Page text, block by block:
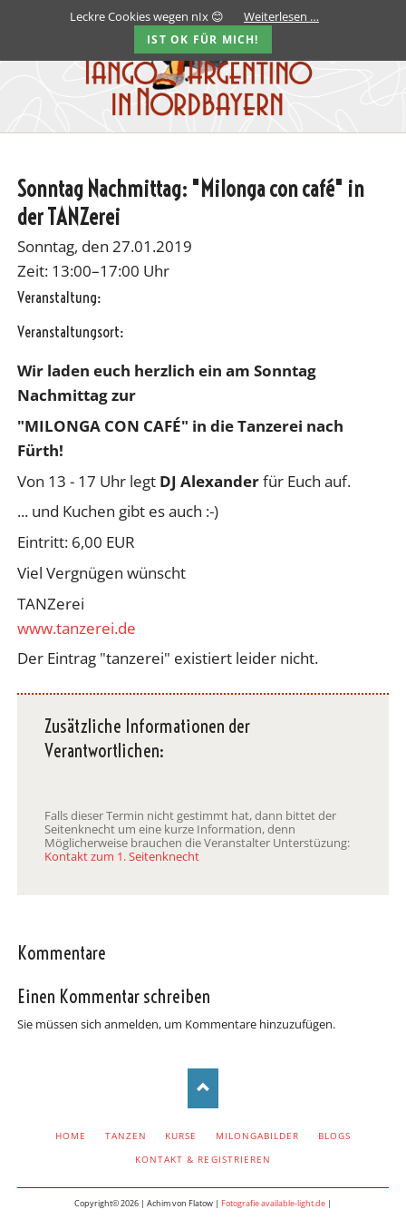
Sonntag Nachmittag: "Milonga con café" in
der TANZerei
Sonntag, den 27.01.2019
Zeit: 13:00–17:00 Uhr
Veranstaltung:
Veranstaltungsort:
Wir laden euch herzlich ein am Sonntag
Nachmittag zur
"MILONGA CON CAFÉ" in die Tanzerei nach
Fürth!
Von 13 - 17 Uhr legt DJ Alexanderfür Euch auf.
... und Kuchen gibt es auch :-)
Eintritt: 6,00 EUR
Viel Vergnügen wünscht
TANZerei
www.tanzerei.de
Der Eintrag "tanzerei" existiert leider nicht.
Zusätzliche Informationen der
Verantwortlichen:
Falls dieser Termin nicht gestimmt hat, dann bittet der
Seitenknecht um eine kurze Information, denn
Möglicherweise brauchen die Veranstalter Unterstüzung:
Kontakt zum 1. Seitenknecht
Kommentare
Einen Kommentar schreiben
Sie müssen sich anmelden, um Kommentare hinzuzufügen.
NAVIGATION
HOME TANZEN KURSE MILONGABILDER
BLOGS
KONTAKT & REGISTRIEREN
Copyright© 2026 | Achim von Flatow | Fotografie available-light.de|
Leckre Cookies wegen nIx 😊 Weiterlesen …
IST OK FÜR MICH!